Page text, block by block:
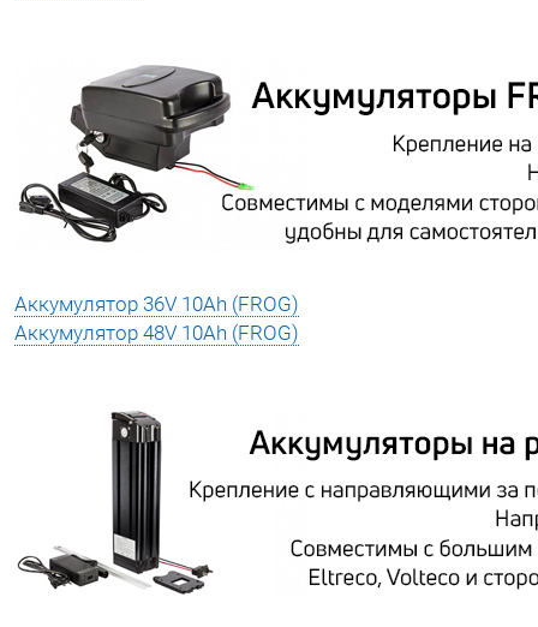
Аккумулятор 36V 10Ah (FROG)
Аккумулятор 48V 10Ah (FROG)